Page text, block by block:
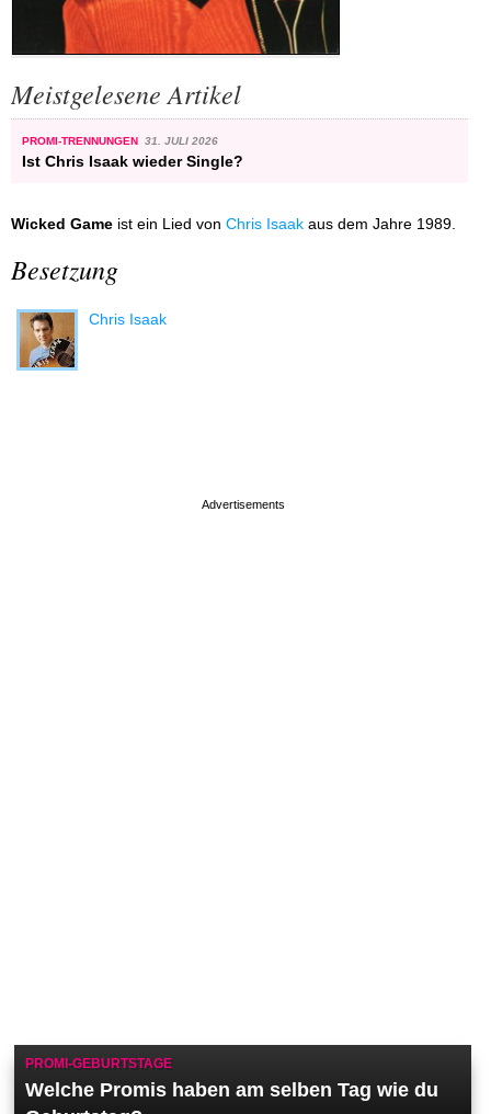
Meistgelesene Artikel
PROMI-TRENNUNGEN 31. JULI 2026
Ist Chris Isaak wieder Single?
Wicked Game ist ein Lied von Chris Isaak aus dem Jahre 1989.
Besetzung
Chris Isaak
PROMI-GEBURTSTAGE
Welche Promis haben am selben Tag wie du